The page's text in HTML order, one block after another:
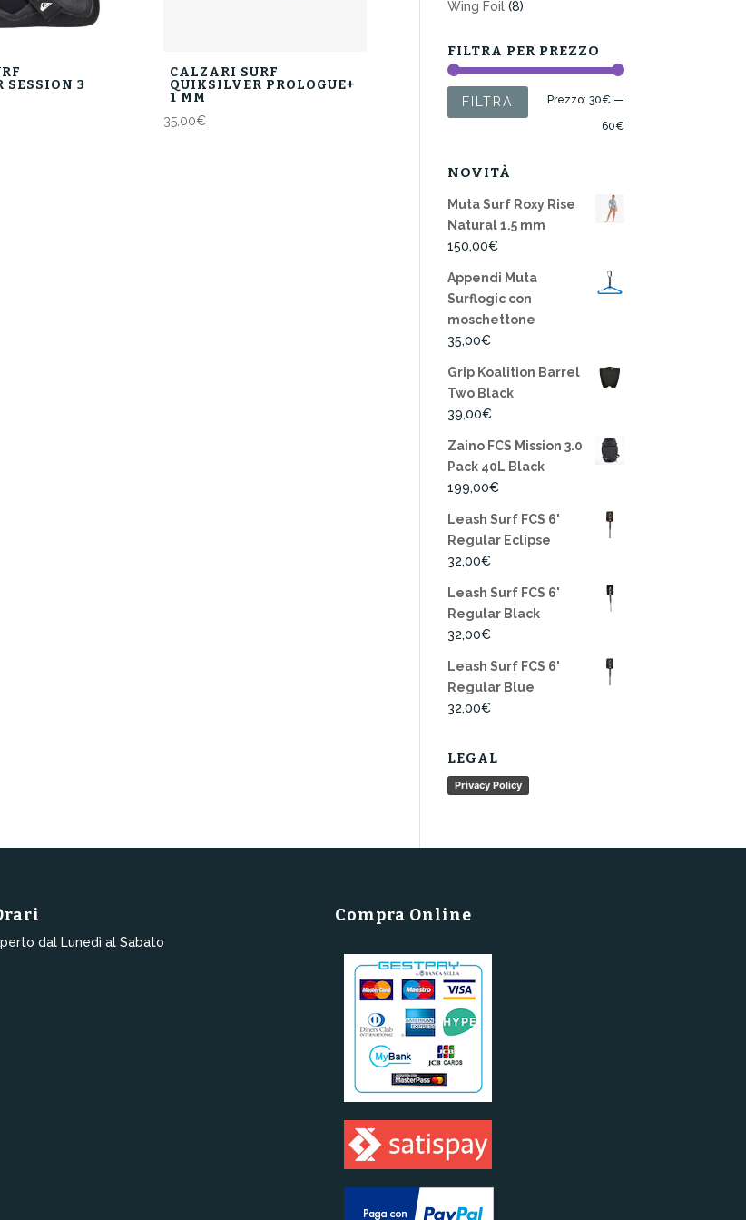
SESSION 3
CALZARI SURF
QUIKSILVER PROLOGUE+
1 MM
35,00€
Wing Foil (8)
FILTRA PER PREZZO
Prezzo
Min
Prezzo
Max
FILTRA Prezzo: 30€—
60€
NOVITÀ
Muta Surf Roxy Rise
Natural 1.5 mm
150,00€
Appendi Muta
Surflogic con
moschettone
35,00€
Grip Koalition Barrel
Two Black
39,00€
Zaino FCS Mission 3.0
Pack 40L Black
199,00€
Leash Surf FCS 6'
Regular Eclipse
32,00€
Leash Surf FCS 6'
Regular Black
32,00€
Leash Surf FCS 6'
Regular Blue
32,00€
LEGAL
Privacy Policy
dal Lunedì al Sabato
Compra Online